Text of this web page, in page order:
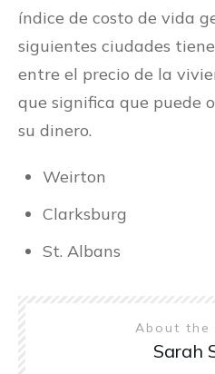
índice de costo de vida
siguientes ciudades
entre el precio de la
que significa que puede
su dinero.
Weirton
Clarksburg
St. Albans
About the
Sarah